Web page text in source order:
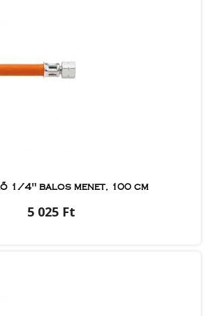
1/4" balos menet, 100 cm
5 025 Ft